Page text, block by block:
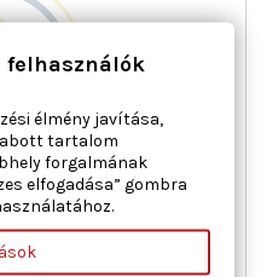
JOBB ELSŐ CITROËN FIAT
élmény javítása,
tartalom
forgalmának
elfogadása” gombra